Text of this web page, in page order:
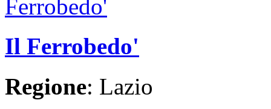
Il Ferrobedo'
Regione: Lazio